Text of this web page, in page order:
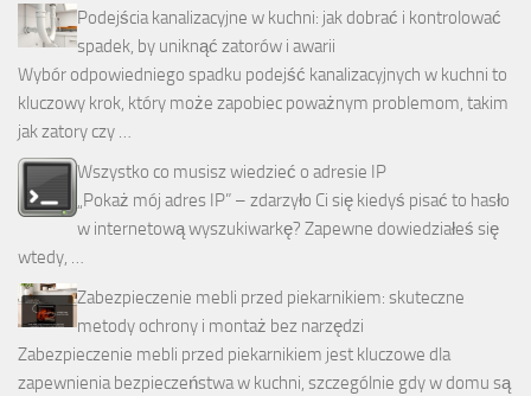
Podejścia kanalizacyjne w kuchni: jak dobrać i kontrolować
spadek, by uniknąć zatorów i awarii
Wybór odpowiedniego spadku podejść kanalizacyjnych w kuchni to
kluczowy krok, który może zapobiec poważnym problemom, takim
jak zatory czy …
Wszystko co musisz wiedzieć o adresie IP
„Pokaż mój adres IP” – zdarzyło Ci się kiedyś pisać to hasło
w internetową wyszukiwarkę? Zapewne dowiedziałeś się
wtedy, …
Zabezpieczenie mebli przed piekarnikiem: skuteczne
metody ochrony i montaż bez narzędzi
Zabezpieczenie mebli przed piekarnikiem jest kluczowe dla
zapewnienia bezpieczeństwa w kuchni, szczególnie gdy w domu są